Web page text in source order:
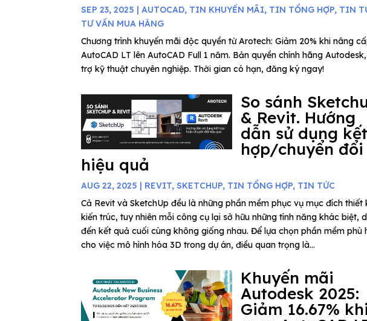
SEP 23, 2025 |AUTOCAD, TIN KHUYẾN MÃI, TIN TỔNG HỢP, TIN
TƯ VẤN MUA HÀNG
Chương trình khuyến mãi độc quyền từ Arotech: Giảm 20% khi nâng
AutoCAD LT lên AutoCAD Full 1 năm. Bản quyền chính hãng
trợ kỹ thuật chuyên nghiệp. Thời gian có hạn, đăng ký ngay!
So sánh
& Revit. Hướng
dẫn sử dụng kết
hợp/chuyển đổi
hiệu quả
AUG 22, 2025 | REVIT,SKETCHUP, TIN TỔNG HỢP, TIN TỨC
Cả Revit và SketchUp đều là những phần mềm phục vụ mục đích thiết
kiến trúc, tuy nhiên mỗi công cụ lại sở hữu những tính năng khác biệt,
đến kết quả cuối cùng không giống nhau. Để lựa chọn phần mềm phù
cho việc mô hình hóa 3D trong dự án, điều quan trọng là...
Khuyến mãi
Autodesk 2025:
Giảm 16.67% khi